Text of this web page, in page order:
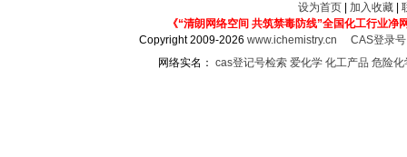
设为首页 加入收藏
《“清朗网络空间 共筑禁毒防线”全国化工行业净
Copyright 2009-2026www.ichemistry.cn
CAS登录
网络实名： cas登记号检索 爱化学 化工产品 危险化